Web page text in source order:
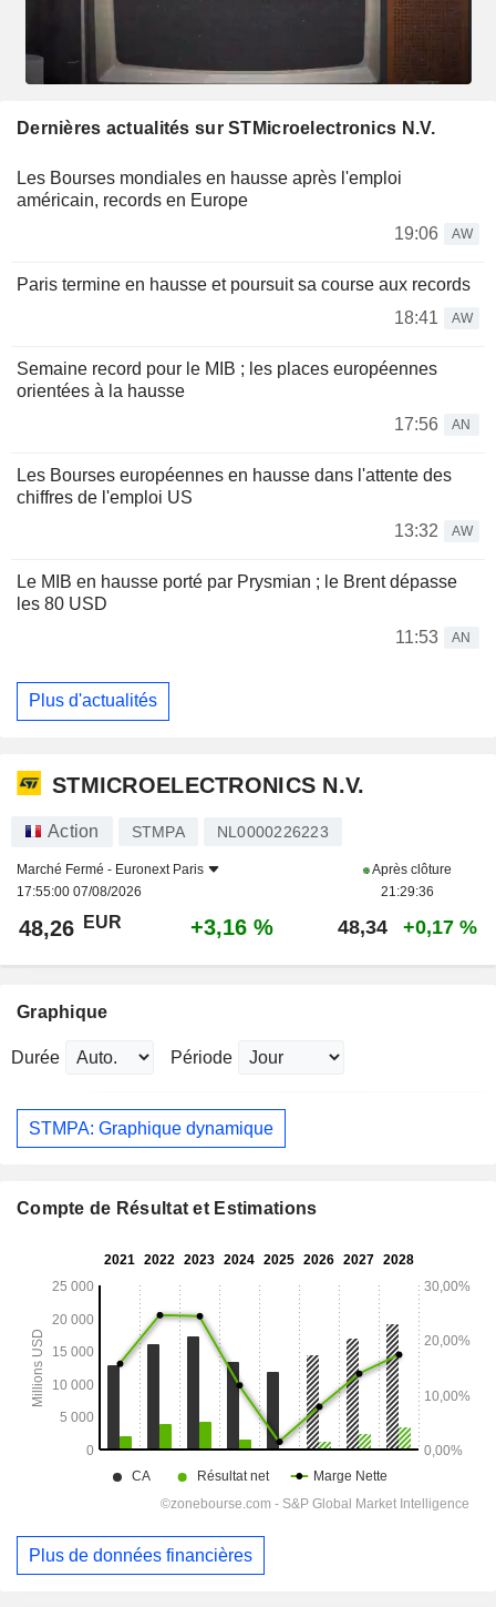
Dernières actualités sur STMicroelectronics N.V.
Les Bourses mondiales en hausse après l'emploi
américain, records en Europe
19:06
AW
Paris termine en hausse et poursuit sa course aux records
18:41
AW
Semaine record pour le MIB ; les places européennes
orientées à la hausse
17:56
AN
Les Bourses européennes en hausse dans l'attente des
chiffres de l'emploi US
13:32
AW
Le MIB en hausse porté par Prysmian ; le Brent dépasse
les 80 USD
11:53
AN
Plus d'actualités
STMICROELECTRONICS N.V.
Action STMPA NL0000226223
Marché Fermé - Euronext Paris
17:55:00 07/08/2026
Après clôture
21:29:36
48,26 EUR +3,16 % 48,34 +0,17 %
Graphique
Durée Période
STMPA: Graphique dynamique
Compte de Résultat et Estimations
Plus de données financières